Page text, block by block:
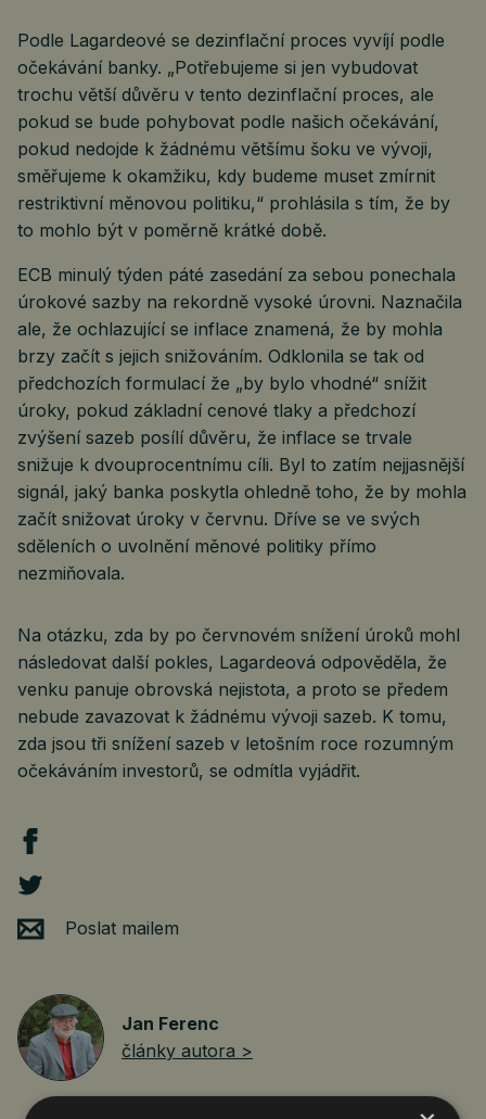
Podle Lagardeové se dezinflační proces vyvíjí podle
očekávání banky. „Potřebujeme si jen vybudovat
trochu větší důvěru v tento dezinflační proces, ale
pokud se bude pohybovat podle našich očekávání,
pokud nedojde k žádnému většímu šoku ve vývoji,
směřujeme k okamžiku, kdy budeme muset zmírnit
restriktivní měnovou politiku,“ prohlásila s tím, že by
to mohlo být v poměrně krátké době.
ECB minulý týden páté zasedání za sebou ponechala
úrokové sazby na rekordně vysoké úrovni. Naznačila
ale, že ochlazující se inflace znamená, že by mohla
brzy začít s jejich snižováním. Odklonila se tak od
předchozích formulací že „by bylo vhodné“ snížit
úroky, pokud základní cenové tlaky a předchozí
zvýšení sazeb posílí důvěru, že inflace se trvale
snižuje k dvouprocentnímu cíli. Byl to zatím nejjasnější
signál, jaký banka poskytla ohledně toho, že by mohla
začít snižovat úroky v červnu. Dříve se ve svých
sděleních o uvolnění měnové politiky přímo
nezmiňovala.
Na otázku, zda by po červnovém snížení úroků mohl
následovat další pokles, Lagardeová odpověděla, že
venku panuje obrovská nejistota, a proto se předem
nebude zavazovat k žádnému vývoji sazeb. K tomu,
zda jsou tři snížení sazeb v letošním roce rozumným
očekáváním investorů, se odmítla vyjádřit.
Poslat mailem
Jan Ferenc
články autora >